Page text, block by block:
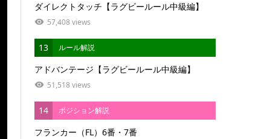
ダイレクトタッチ【ラグビールール中級編】
57,408 views
13 ルール解説
アドバンテージ【ラグビールール中級編】
51,518 views
14 ポジション解説
フランカー（FL）6番・7番